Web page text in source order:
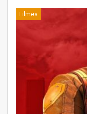
Filmes